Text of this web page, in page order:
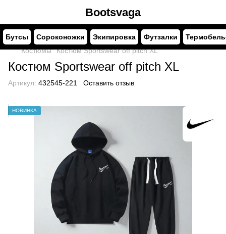
Bootsvaga
Бутсы Сороконожки Экипировка Футзалки
Костюмы
Костюм Sportswear off pitch XL
Костюм Sportswear off pitch XL
Артикул: 432545-221 Оставить отзыв
НОВИНКА